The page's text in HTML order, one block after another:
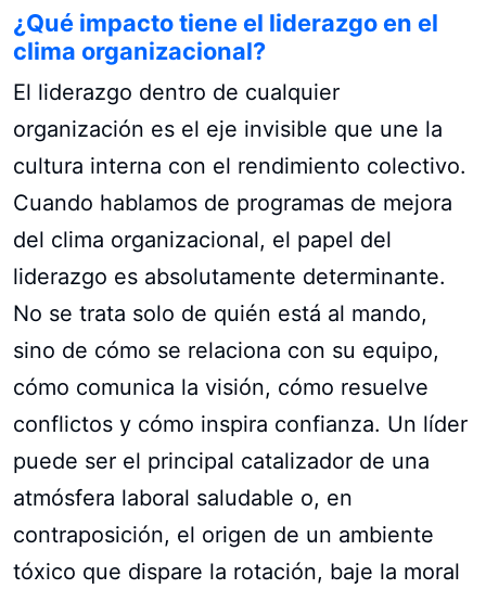
¿Qué impacto tiene el liderazgo en el
clima organizacional?
El liderazgo dentro de cualquier
organización es el eje invisible que une la
cultura interna con el rendimiento colectivo.
Cuando hablamos de programas de mejora
del clima organizacional, el papel del
liderazgo es absolutamente determinante.
No se trata solo de quién está al mando,
sino de cómo se relaciona con su equipo,
cómo comunica la visión, cómo resuelve
conflictos y cómo inspira confianza. Un líder
puede ser el principal catalizador de una
atmósfera laboral saludable o, en
contraposición, el origen de un ambiente
tóxico que dispare la rotación, baje la moral